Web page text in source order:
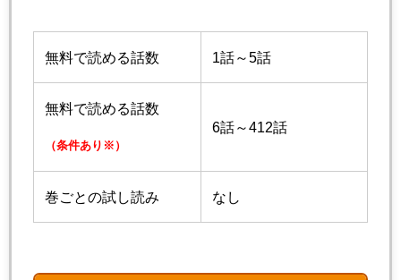
無料で読める話数 1話～5話
無料で読める話数
（条件あり※）
6話～412話
巻ごとの試し読み なし